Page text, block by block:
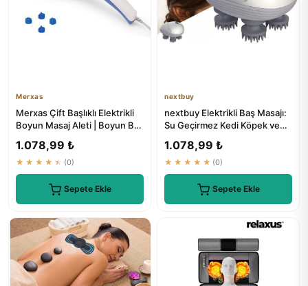
Merxas
Merxas Çift Başlıklı Elektrikli
Boyun Masaj Aleti | Boyun Bel
1.078,99 ₺
★★★★★ (0)
Sepete Ekle
nextbuy
nextbuy Elektrikli Baş Masajı:
Su Geçirmez Kedi Köpek ve
1.078,99 ₺
★★★★★ (0)
Sepete Ekle